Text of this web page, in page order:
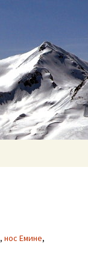
, нос Емине,